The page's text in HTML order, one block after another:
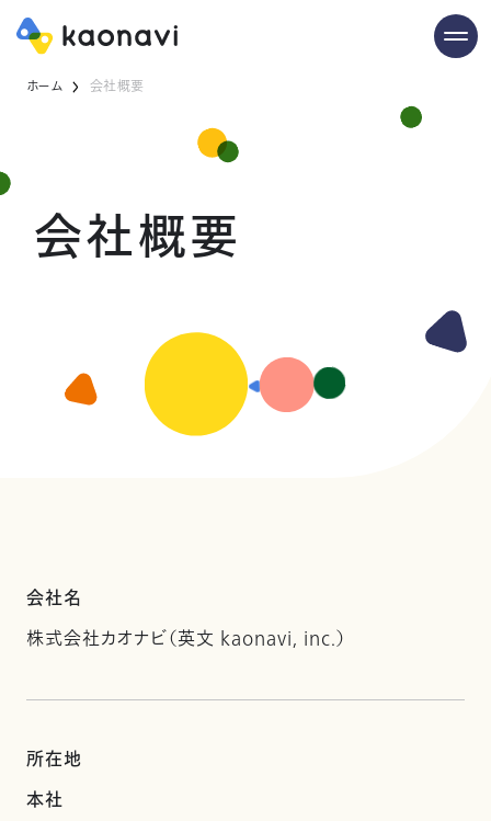
ホーム 会社概要
会社概要
会社名
株式会社カオナビ（英文 kaonavi, inc.）
所在地
本社